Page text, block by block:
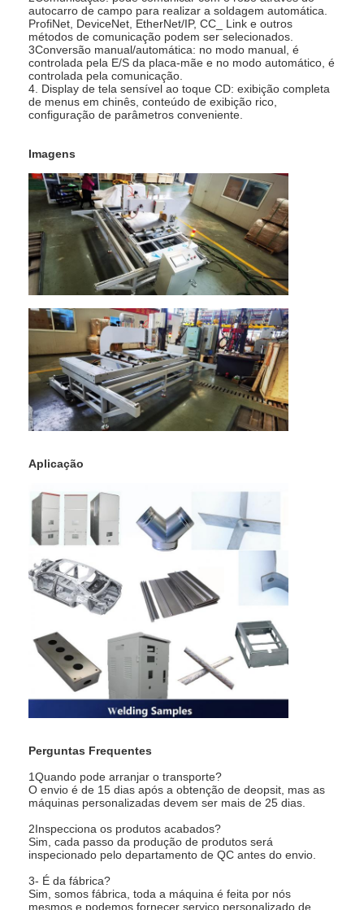
autocarro de campo para realizar a soldagem automática.
ProfiNet, DeviceNet, EtherNet/IP, CC_ Link e outros
métodos de comunicação podem ser selecionados.
3Conversão manual/automática: no modo manual, é
controlada pela E/S da placa-mãe e no modo automático, é
controlada pela comunicação.
4. Display de tela sensível ao toque CD: exibição completa
de menus em chinês, conteúdo de exibição rico,
configuração de parâmetros conveniente.
Imagens
Aplicação
Perguntas Frequentes
1Quando pode arranjar o transporte?
O envio é de 15 dias após a obtenção de deopsit, mas as
máquinas personalizadas devem ser mais de 25 dias.
2Inspecciona os produtos acabados?
Sim, cada passo da produção de produtos será
inspecionado pelo departamento de QC antes do envio.
3- É da fábrica?
Sim, somos fábrica, toda a máquina é feita por nós
mesmos e podemos fornecer serviço personalizado de